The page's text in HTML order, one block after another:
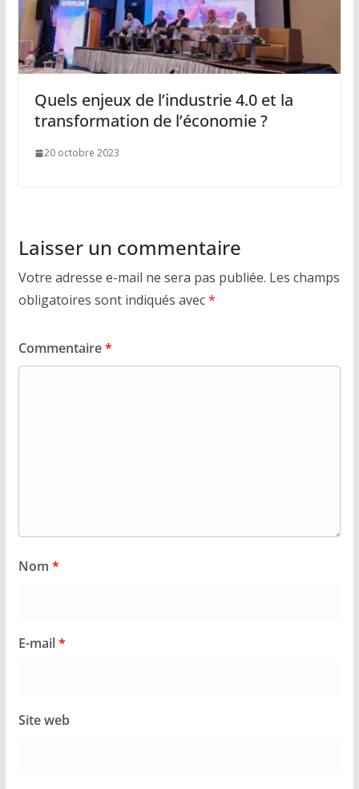
Quels enjeux de l’industrie 4.0 et la
transformation de l’économie ?
20 octobre 2023
Laisser un commentaire
Votre adresse e-mail ne sera pas publiée. Les champs
obligatoires sont indiqués avec*
Commentaire*
Nom *
E-mail*
Site web